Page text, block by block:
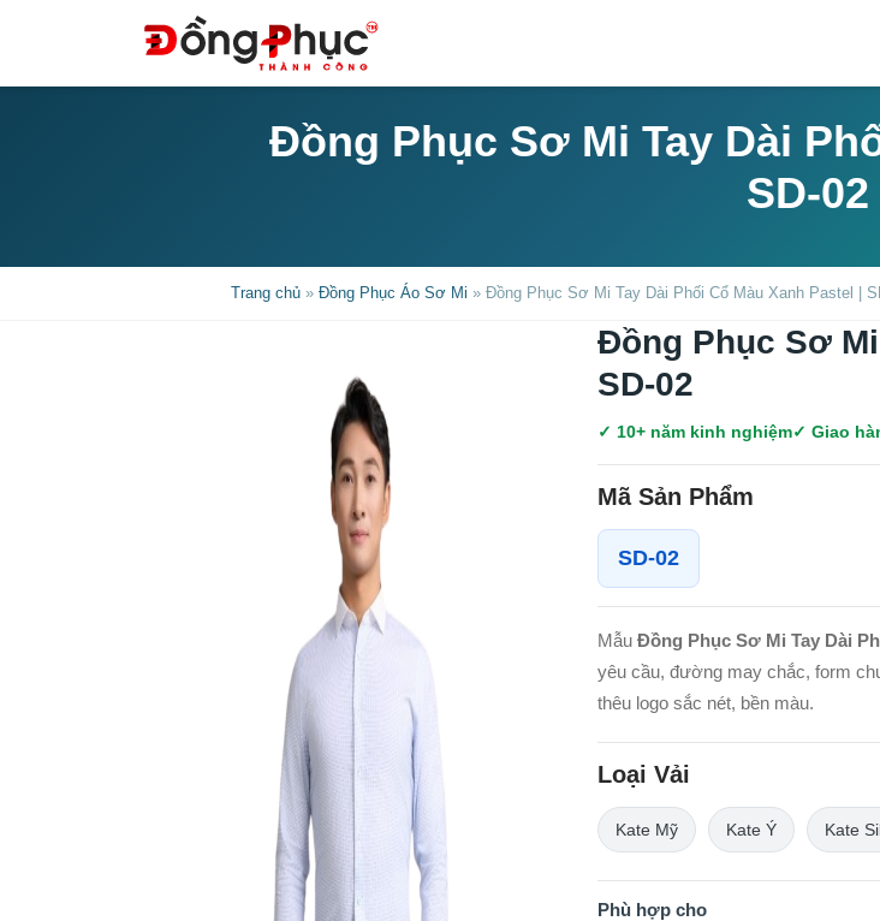
Đồng Phục Sơ Mi Tay Dài
SD-02
Trang chủ » Đồng Phục Áo Sơ Mi » Đồng Phục Sơ Mi Tay Dài Phối Cổ Màu Xanh Pastel |
Đồng Phục Sơ
SD-02
✓ 10+ năm kinh nghiệm✓ Giao
Mã Sản Phẩm
SD-02
Mẫu Đồng Phục Sơ Mi Tay Dài
yêu cầu, đường may chắc, form
thêu logo sắc nét, bền màu.
Loại Vải
Kate Mỹ Kate Ý Kate
Phù hợp cho